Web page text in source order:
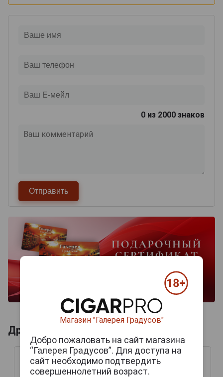
0 из 2000 знаков
Другие продукты бренда HOOKY
Магазин "Галерея Градусов"
Добро пожаловать на сайт магазина
“Галерея Градусов”. Для доступа на
сайт необходимо подтвердить
совершеннолетний возраст.